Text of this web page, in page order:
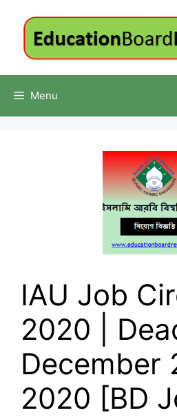
content
Menu
IAU Job
2020 |
December
2020 [BD